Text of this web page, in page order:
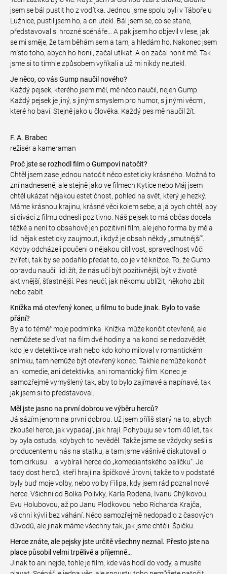
jsem se bál pustit ho z vodítka. Jednou jsme spolu byli v Táboře u
Lužnice, pustil jsem ho, a on utekl. Bál jsem se, co se stane,
představoval si hrozné scénáře… A pak jsem ho objevil v lese, jak
se mi směje, že tam běhám sem a tam, a hledám ho. Nakonec jsem
místo toho, abych ho honil, začal utíkat. A on začal honit mě. Tak
jsme si to tímhle způsobem vyříkali a už mi nikdy neutekl.
Je něco, co vás Gump naučil nového?
Každý pejsek, kterého jsem měl, mě něco naučil, nejen Gump.
Každý pejsek je jiný, s jiným smyslem pro humor, s jinými věcmi,
které ho baví. Stejně jako u člověka. Každý pes mě naučil žít.
F. A. Brabec
režisér a kameraman
Proč jste se rozhodl film o Gumpovi natočit?
Chtěl jsem zase jednou natočit něco esteticky krásného. Možná to
zní nadneseně, ale stejně jako ve filmech Kytice nebo Máj jsem
chtěl ukázat nějakou estetičnost, pohled na svět, který je hezký.
Máme krásnou krajinu, krásné věci kolem sebe, a já bych chtěl, aby
si diváci z filmu odnesli pozitivno. Náš pejsek to má občas docela
těžké a není to obsahově jen pozitivní film, ale jeho forma by měla
lidi nějak esteticky zaujmout, i když je obsah někdy „smutnější“.
Kdyby odcházeli poučeni o nějakou citlivost, spravedlnost vůči
zvířeti, tak by se podařilo předat to, co je v té knížce. To, že Gump
opravdu naučil lidi žít, že nás učí být pozitivnější, být v životě
aktivnější, šťastnější. Pes neučí, jak někomu ublížit, někoho zbít
nebo zabít.
Knížka má otevřený konec, u filmu to bude jinak. Bylo to vaše
přání?
Byla to téměř moje podmínka. Knížka může končit otevřeně, ale
nemůžete se dívat na film dvě hodiny a na konci se nedozvědět,
kdo je v detektivce vrah nebo kdo koho miloval v romantickém
snímku, tam nemůže být otevřený konec. Takhle nemůže končit
ani komedie, ani detektivka, ani romantický film. Konec je
samozřejmě vymyšlený tak, aby to bylo zajímavé a napínavé, tak
jak jsem si to představoval.
Měl jste jasno na první dobrou ve výběru herců?
Já sázím jenom na první dobrou. Už jsem příliš starý na to, abych
zkoušel herce, jak vypadají, jak hrají. Pohybuju se v tom 40 let, tak
by byla ostuda, kdybych to nevěděl. Takže jsme se vždycky sešli s
producentem u nás na statku, a tam jsme vášnivě diskutovali o
tom cirkusu a vybírali herce do „komediantského balíčku“. Je
tady dost herců, kteří hrají na špičkové úrovni, takže to v podstatě
byly buď moje volby, nebo volby Filipa, kdy jsem rád poznal nové
herce. Všichni od Bolka Polívky, Karla Rodena, Ivanu Chýlkovou,
Evu Holubovou, až po Janu Plodkovou nebo Richarda Krajča,
všichni kývli bez váhání. Něco samozřejmě nedopadlo z časových
důvodů, ale jinak máme všechny tak, jak jsme chtěli. Špičku.
Herce znáte, ale pejsky jste určitě všechny neznal. Přesto jste na
place působil velmi trpělivě a příjemně…
Jinak to ani nejde, tohle je film, kde vás hodí do vody, a musíte